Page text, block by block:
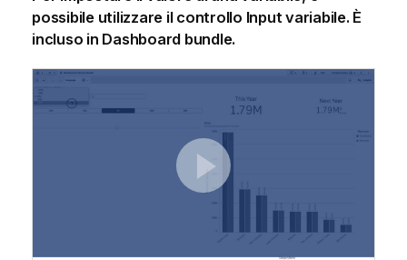
possibile utilizzare il controllo Input variabile. È
incluso in Dashboard bundle.